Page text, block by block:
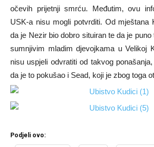
očevih prijetnji smrću. Međutim, ovu
USK-a nisu mogli potvrditi. Od mještana
da je Nezir bio dobro situiran te da je
sumnjivim mladim djevojkama u Velikoj
nisu uspjeli odvratiti od takvog
da je to pokušao i Sead, koji je zbog toga
Podjeli ovo: